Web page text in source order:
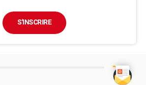
S'INSCRIRE